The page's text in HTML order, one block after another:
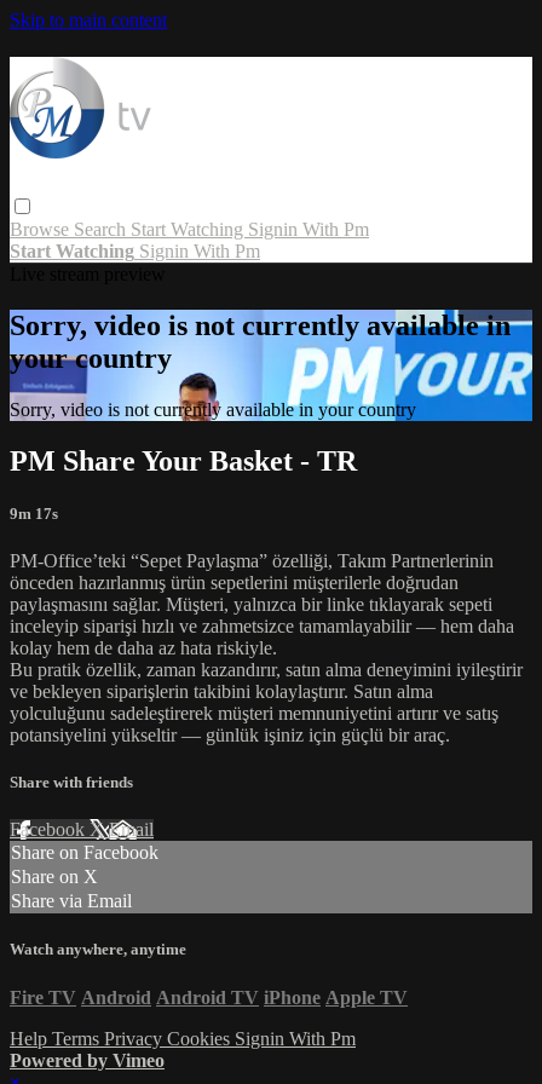
Skip to main content
Browse Search Start Watching Signin With Pm
Start Watching Signin With Pm
Sorry, video is not currently available in
your country
Sorry, video is not currently available in your country
PM Share Your Basket - TR
9m 17s
PM-Office’teki “Sepet Paylaşma” özelliği, Takım Partnerlerinin
önceden hazırlanmış ürün sepetlerini müşterilerle doğrudan
paylaşmasını sağlar. Müşteri, yalnızca bir linke tıklayarak sepeti
inceleyip siparişi hızlı ve zahmetsizce tamamlayabilir — hem daha
kolay hem de daha az hata riskiyle.
Bu pratik özellik, zaman kazandırır, satın alma deneyimini iyileştirir
ve bekleyen siparişlerin takibini kolaylaştırır. Satın alma
yolculuğunu sadeleştirerek müşteri memnuniyetini artırır ve satış
potansiyelini yükseltir — günlük işiniz için güçlü bir araç.
Share with friends
Facebook XEmail
Share on Facebook
Share on X
Share via Email
Watch anywhere, anytime
Fire TV Android Android TV iPhone Apple TV
Help Terms Privacy Cookies Signin With Pm
Powered by Vimeo